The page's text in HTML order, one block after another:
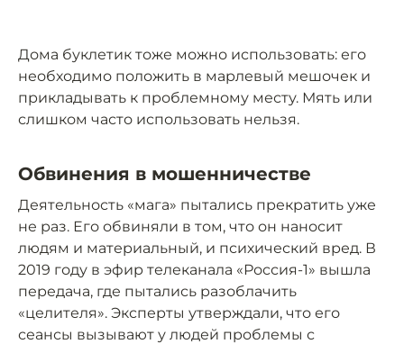
Дома буклетик тоже можно использовать: его
необходимо положить в марлевый мешочек и
прикладывать к проблемному месту. Мять или
слишком часто использовать нельзя.
Обвинения в мошенничестве
Деятельность «мага» пытались прекратить уже
не раз. Его обвиняли в том, что он наносит
людям и материальный, и психический вред. В
2019 году в эфир телеканала «Россия-1» вышла
передача, где пытались разоблачить
«целителя». Эксперты утверждали, что его
сеансы вызывают у людей проблемы с